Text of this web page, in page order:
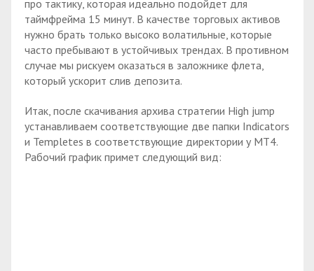
про тактику, которая идеально подойдет для
таймфрейма 15 минут. В качестве торговых активов
нужно брать только высоко волатильные, которые
часто пребывают в устойчивых трендах. В противном
случае мы рискуем оказаться в заложнике флета,
который ускорит слив депозита.
Итак, после скачивания архива стратегии High jump
устанавливаем соответствующие две папки Indicators
и Templetes в соответствующие директории у МТ4.
Рабочий график примет следующий вид: